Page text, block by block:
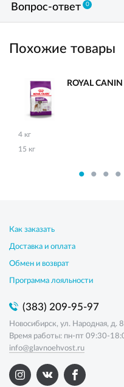
Вопрос-ответ 0
Похожие товары
ROYAL
4 кг
15 кг
Как заказать
Доставка и оплата
Обмен и возврат
Программа лояльности
(383) 209-95-97
Новосибирск, ул. Народная, д. 8
Время работы: пн-пт 09:30-
info@glavnoehvost.ru